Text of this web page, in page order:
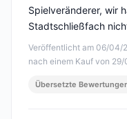
Veröffentlicht am 06/04/
nach einem Kauf von
Spielveränderer, wir
Stadtschließfach
Übersetzte